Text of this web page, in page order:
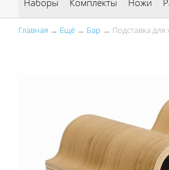
Наборы Комплекты Ножи
Главная → Ещё → Бар → Подставка для